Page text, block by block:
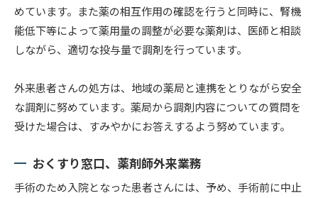
めています。また薬の相互作用の確認を行うと同時に、腎機
能低下等によって薬用量の調整が必要な薬剤は、医師と相談
しながら、適切な投与量で調剤を行っています。
外来患者さんの処方は、地域の薬局と連携をとりながら安全
な調剤に努めています。薬局から調剤内容についての質問を
受けた場合は、すみやかにお答えするよう努めています。
おくすり窓口、薬剤師外来業務
手術のため入院となった患者さんには、予め、手術前に中止